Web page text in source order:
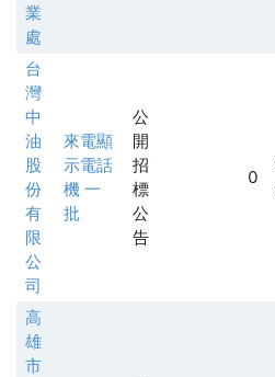
業
處
台
灣
中
油
股
份
有
限
公
司
來電顯
示電話
機 一
批
公
開
招
標
公
告
0
高
雄
市